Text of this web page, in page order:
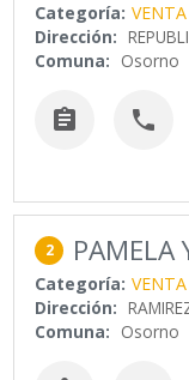
Categoría: VENTA
Dirección:
Comuna: Osorno
 
2 PAMELA
Categoría: VENTA
Dirección:
Comuna: Osorno